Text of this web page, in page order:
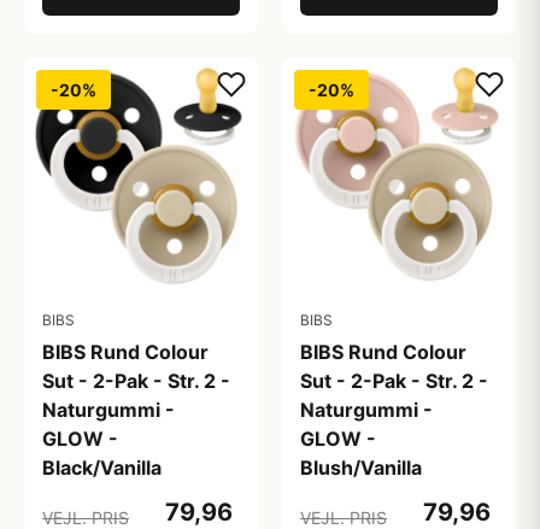
-20%
BIBS
BIBS Rund Colour
Sut - 2-Pak - Str. 2 -
Naturgummi -
GLOW -
Black/Vanilla
VEJL. PRIS 79,96
-20%
BIBS
BIBS Rund Colour
Sut - 2-Pak - Str. 2 -
Naturgummi -
GLOW -
Blush/Vanilla
VEJL. PRIS 79,96